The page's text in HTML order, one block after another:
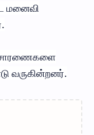
மனைவி
வருகின்றனர்.